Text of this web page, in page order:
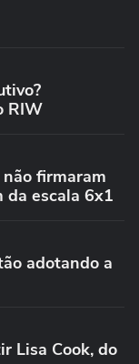
RIW
firmaram
da escala 6x1
adotando a
Lisa Cook, do